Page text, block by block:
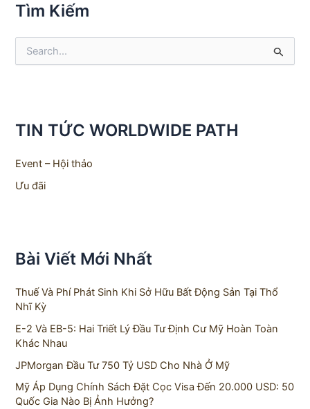
Tìm Kiếm
e
r
TIN TỨC WORLDWIDE PATH
Event – Hội thảo
Ưu đãi
Bài Viết Mới Nhất
Thuế Và Phí Phát Sinh Khi Sở Hữu Bất Động Sản Tại Thổ
Nhĩ Kỳ
E-2 Và EB-5: Hai Triết Lý Đầu Tư Định Cư Mỹ Hoàn Toàn
Khác Nhau
JPMorgan Đầu Tư 750 Tỷ USD Cho Nhà Ở Mỹ
Mỹ Áp Dụng Chính Sách Đặt Cọc Visa Đến 20.000 USD: 50
Quốc Gia Nào Bị Ảnh Hưởng?